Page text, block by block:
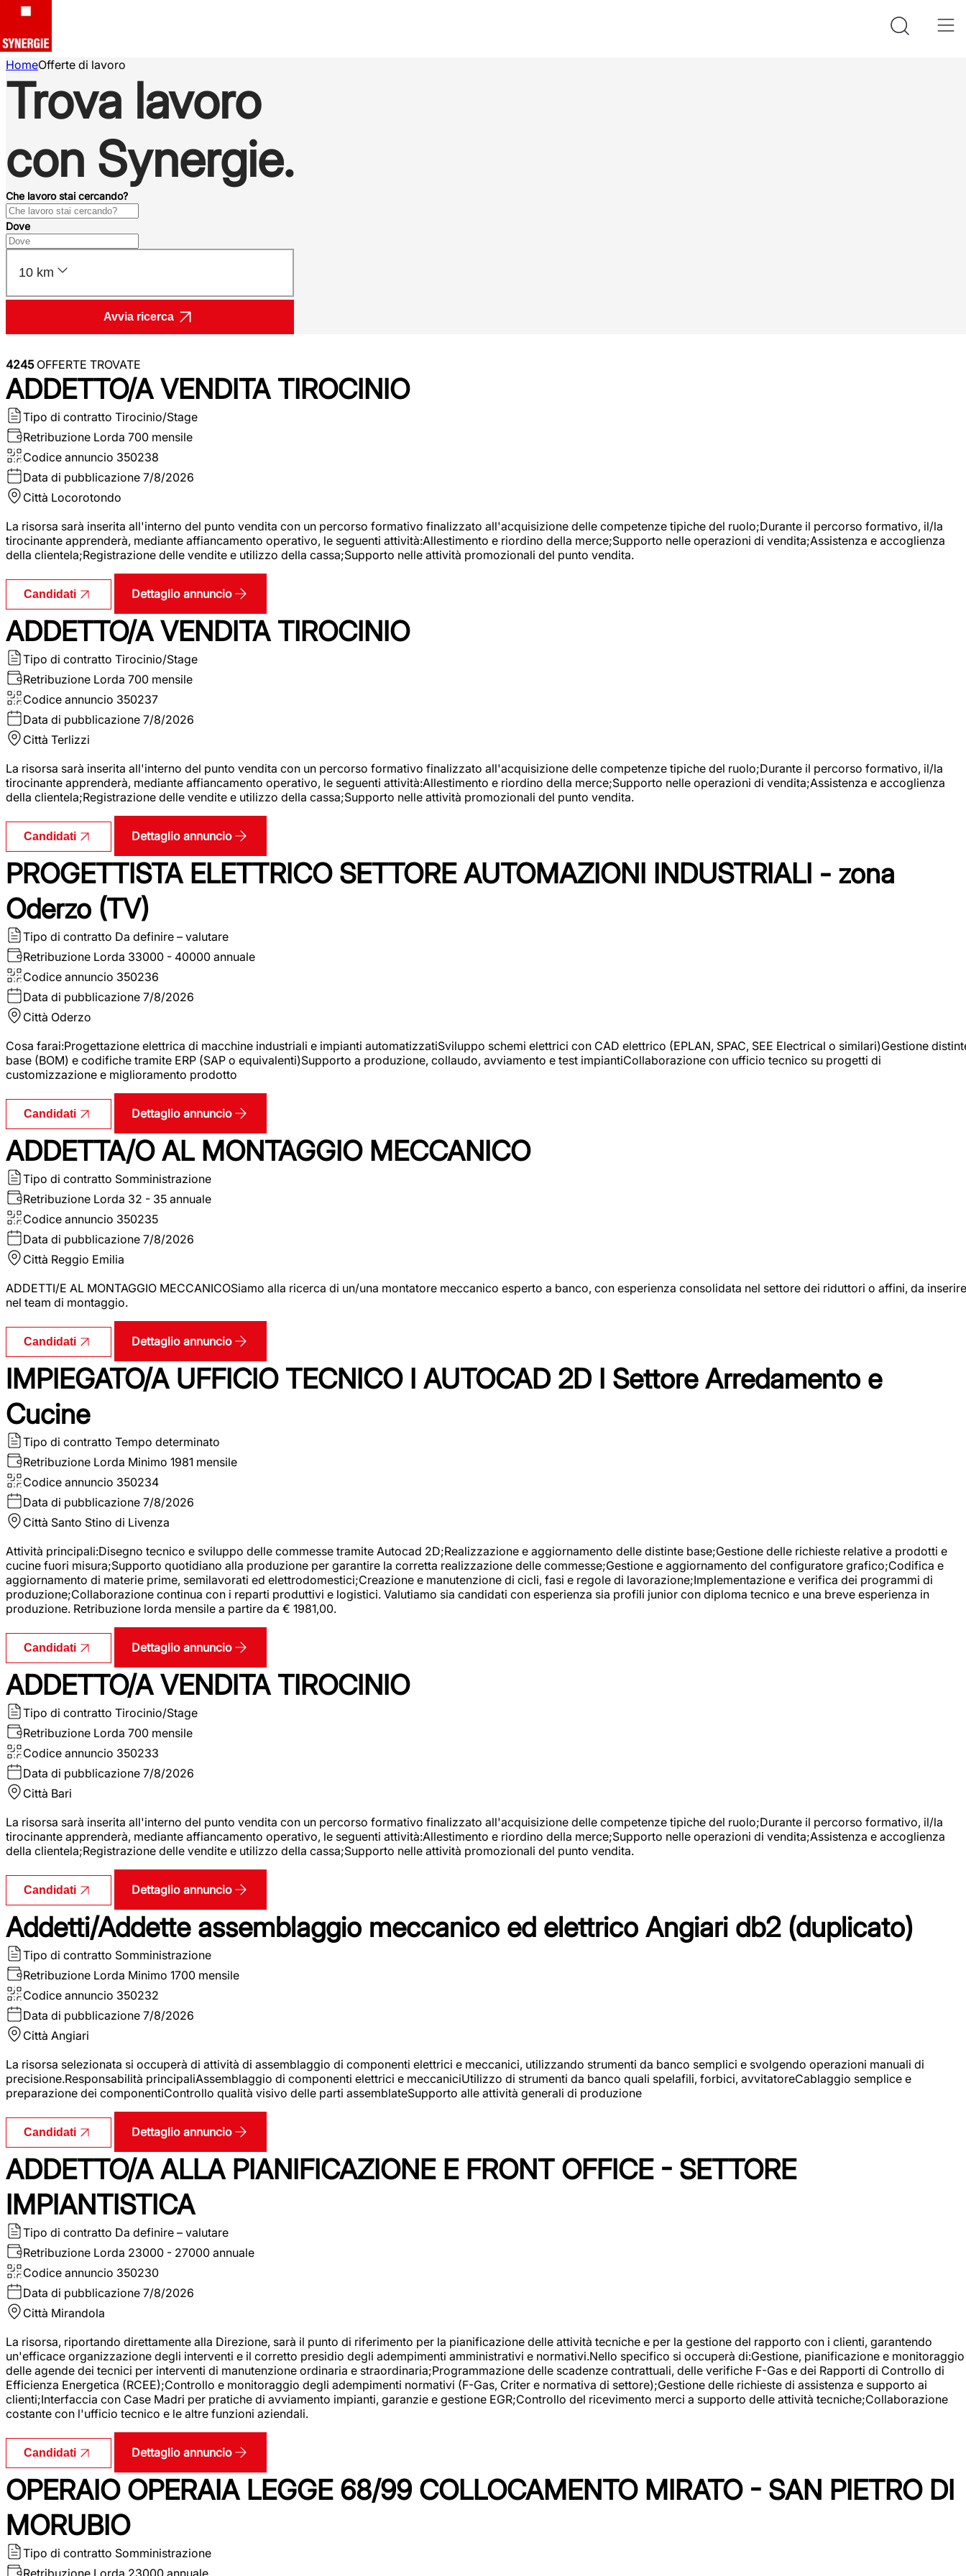
HomeOfferte di lavoro
Trova lavoro
con Synergie.
Che lavoro stai cercando?
Dove
10 km
Avvia ricerca
4245OFFERTE TROVATE
ADDETTO/A VENDITA TIROCINIO
Tipo di contratto Tirocinio/Stage
Retribuzione Lorda 700 mensile
Codice annuncio 350238
Data di pubblicazione 7/8/2026
Città Locorotondo
La risorsa sarà inserita all'interno del punto vendita con un percorso formativo finalizzato all'acquisizione delle competenze tipiche del ruolo;Durante il percorso formativo, il/la
tirocinante apprenderà, mediante affiancamento operativo, le seguenti attività:Allestimento e riordino della merce;Supporto nelle operazioni di vendita;Assistenza e accoglienza
della clientela;Registrazione delle vendite e utilizzo della cassa;Supporto nelle attività promozionali del punto vendita.
Candidati Dettaglio annuncio
ADDETTO/A VENDITA TIROCINIO
Tipo di contratto Tirocinio/Stage
Retribuzione Lorda 700 mensile
Codice annuncio 350237
Data di pubblicazione 7/8/2026
Città Terlizzi
La risorsa sarà inserita all'interno del punto vendita con un percorso formativo finalizzato all'acquisizione delle competenze tipiche del ruolo;Durante il percorso formativo, il/la
tirocinante apprenderà, mediante affiancamento operativo, le seguenti attività:Allestimento e riordino della merce;Supporto nelle operazioni di vendita;Assistenza e accoglienza
della clientela;Registrazione delle vendite e utilizzo della cassa;Supporto nelle attività promozionali del punto vendita.
Candidati Dettaglio annuncio
PROGETTISTA ELETTRICO SETTORE AUTOMAZIONI INDUSTRIALI - zona
Oderzo (TV)
Tipo di contratto Da definire – valutare
Retribuzione Lorda 33000 - 40000 annuale
Codice annuncio 350236
Data di pubblicazione 7/8/2026
Città Oderzo
Cosa farai:Progettazione elettrica di macchine industriali e impianti automatizzatiSviluppo schemi elettrici con CAD elettrico (EPLAN, SPAC, SEE Electrical o similari)Gestione
base (BOM) e codifiche tramite ERP (SAP o equivalenti)Supporto a produzione, collaudo, avviamento e test impiantiCollaborazione con ufficio tecnico su progetti di
customizzazione e miglioramento prodotto
Candidati Dettaglio annuncio
ADDETTA/O AL MONTAGGIO MECCANICO
Tipo di contratto Somministrazione
Retribuzione Lorda 32 - 35 annuale
Codice annuncio 350235
Data di pubblicazione 7/8/2026
Città Reggio Emilia
ADDETTI/E AL MONTAGGIO MECCANICOSiamo alla ricerca di un/una montatore meccanico esperto a banco, con esperienza consolidata nel settore dei riduttori o affini, da inserire
nel team di montaggio.
Candidati Dettaglio annuncio
IMPIEGATO/A UFFICIO TECNICO I AUTOCAD 2D I Settore Arredamento e
Cucine
Tipo di contratto Tempo determinato
Retribuzione Lorda Minimo 1981 mensile
Codice annuncio 350234
Data di pubblicazione 7/8/2026
Città Santo Stino di Livenza
Attività principali:Disegno tecnico e sviluppo delle commesse tramite Autocad 2D;Realizzazione e aggiornamento delle distinte base;Gestione delle richieste relative a prodotti e
cucine fuori misura;Supporto quotidiano alla produzione per garantire la corretta realizzazione delle commesse;Gestione e aggiornamento del configuratore grafico;Codifica e
aggiornamento di materie prime, semilavorati ed elettrodomestici;Creazione e manutenzione di cicli, fasi e regole di lavorazione;Implementazione e verifica dei programmi di
produzione;Collaborazione continua con i reparti produttivi e logistici. Valutiamo sia candidati con esperienza sia profili junior con diploma tecnico e una breve esperienza in
produzione. Retribuzione lorda mensile a partire da € 1981,00.
Candidati Dettaglio annuncio
ADDETTO/A VENDITA TIROCINIO
Tipo di contratto Tirocinio/Stage
Retribuzione Lorda 700 mensile
Codice annuncio 350233
Data di pubblicazione 7/8/2026
Città Bari
La risorsa sarà inserita all'interno del punto vendita con un percorso formativo finalizzato all'acquisizione delle competenze tipiche del ruolo;Durante il percorso formativo, il/la
tirocinante apprenderà, mediante affiancamento operativo, le seguenti attività:Allestimento e riordino della merce;Supporto nelle operazioni di vendita;Assistenza e accoglienza
della clientela;Registrazione delle vendite e utilizzo della cassa;Supporto nelle attività promozionali del punto vendita.
Candidati Dettaglio annuncio
Addetti/Addette assemblaggio meccanico ed elettrico Angiari db2 (duplicato)
Tipo di contratto Somministrazione
Retribuzione Lorda Minimo 1700 mensile
Codice annuncio 350232
Data di pubblicazione 7/8/2026
Città Angiari
La risorsa selezionata si occuperà di attività di assemblaggio di componenti elettrici e meccanici, utilizzando strumenti da banco semplici e svolgendo operazioni manuali di
precisione.Responsabilità principaliAssemblaggio di componenti elettrici e meccaniciUtilizzo di strumenti da banco quali spelafili, forbici, avvitatoreCablaggio semplice e
preparazione dei componentiControllo qualità visivo delle parti assemblateSupporto alle attività generali di produzione
Candidati Dettaglio annuncio
ADDETTO/A ALLA PIANIFICAZIONE E FRONT OFFICE - SETTORE
IMPIANTISTICA
Tipo di contratto Da definire – valutare
Retribuzione Lorda 23000 - 27000 annuale
Codice annuncio 350230
Data di pubblicazione 7/8/2026
Città Mirandola
La risorsa, riportando direttamente alla Direzione, sarà il punto di riferimento per la pianificazione delle attività tecniche e per la gestione del rapporto con i clienti, garantendo
un'efficace organizzazione degli interventi e il corretto presidio degli adempimenti amministrativi e normativi.Nello specifico si occuperà di:Gestione, pianificazione e monitoraggio
delle agende dei tecnici per interventi di manutenzione ordinaria e straordinaria;Programmazione delle scadenze contrattuali, delle verifiche F-Gas e dei Rapporti di Controllo di
Efficienza Energetica (RCEE);Controllo e monitoraggio degli adempimenti normativi (F-Gas, Criter e normativa di settore);Gestione delle richieste di assistenza e supporto ai
clienti;Interfaccia con Case Madri per pratiche di avviamento impianti, garanzie e gestione EGR;Controllo del ricevimento merci a supporto delle attività tecniche;Collaborazione
costante con l'ufficio tecnico e le altre funzioni aziendali.
Candidati Dettaglio annuncio
OPERAIO OPERAIA LEGGE 68/99 COLLOCAMENTO MIRATO - SAN PIETRO DI
MORUBIO
Tipo di contratto Somministrazione
Retribuzione Lorda 23000 annuale